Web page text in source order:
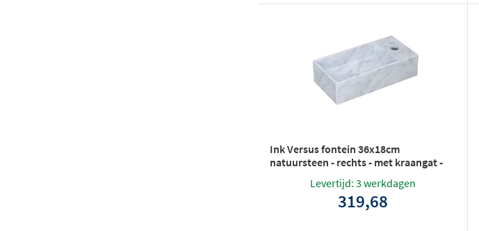
Ink Versus fontein 36x18cm
natuursteen - rechts - met kraangat -
mat wit marmer
Levertijd: 3 werkdagen
319,68